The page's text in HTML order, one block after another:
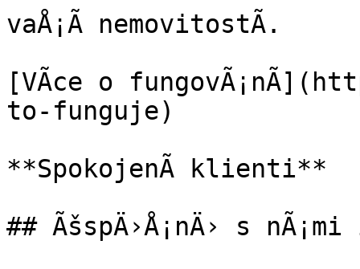
vaÅ¡Ã­ nemovitostÃ­.
[VÃ­ce o
to-funguje)
**SpokojenÃ­ klienti**
## ÃšspÄ›Å¡nÄ› s